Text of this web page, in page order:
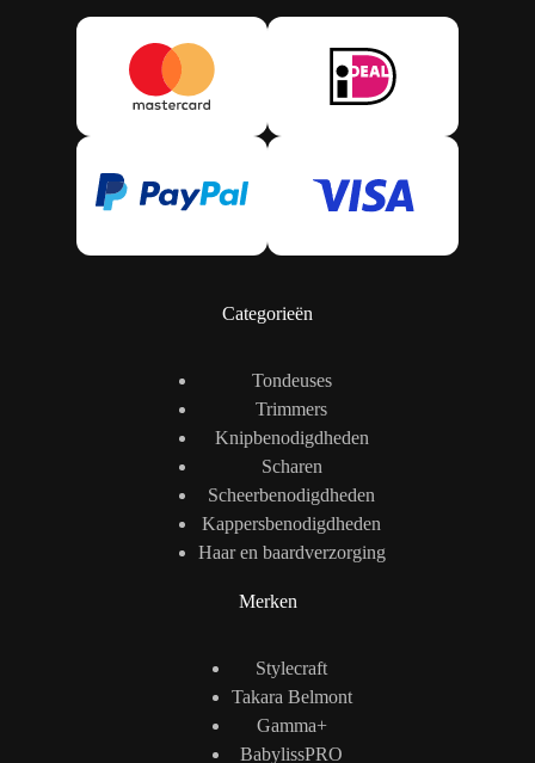
Categorieën
Tondeuses
Trimmers
Knipbenodigdheden
Scharen
Scheerbenodigdheden
Kappersbenodigdheden
Haar en baardverzorging
Merken
Stylecraft
Takara Belmont
Gamma+
BabylissPRO